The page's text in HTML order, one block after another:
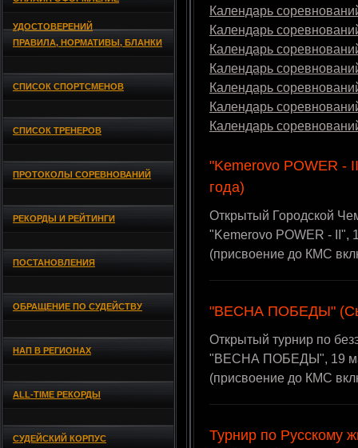
УДОСТОВЕРЕНИЙ
ПРАВИЛА, НОРМАТИВЫ, БЛАНКИ
СПИСОК СПОРТСМЕНОВ
СПИСОК ТРЕНЕРОВ
ПРОТОКОЛЫ СОРЕВНОВАНИЙ
РЕКОРДЫ И РЕЙТИНГИ
ПОСТАНОВЛЕНИЯ
ОБРАЩЕНИЕ ПО СУДЕЙСТВУ
НАП В РЕГИОНАХ
ALL-TIME РЕКОРДЫ
СУДЕЙСКИЙ КОРПУС
Календарь
Календарь
Календарь
Календарь
Календарь
Календарь
Календарь
"Kemerovo POWER -
года)
Открытый Городской
"Kemerovo POWER - II",
(присвоение до КМС
"ВЕСНА ПОБЕДЫ"
Открытый турнир по
"ВЕСНА ПОБЕДЫ", 19
(присвоение до КМС
Турнир по Русскому